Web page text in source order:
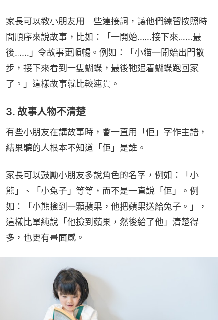
家長可以教小朋友用一些連接詞，讓他們練習按照時
間順序來說故事，比如：「一開始……接下來……最
後……」令故事更順暢。例如：「小貓一開始出門散
步，接下來看到一隻蝴蝶，最後牠追着蝴蝶跑回家
了。」這樣故事就比較連貫。
3. 故事人物不清楚
有些小朋友在講故事時，會一直用「佢」字作主語，
結果聽的人根本不知道「佢」是誰。
家長可以鼓勵小朋友多說角色的名字，例如：「小
熊」、「小兔子」等等，而不是一直說「佢」。例
如：「小熊撿到一顆蘋果，他把蘋果送給兔子。」，
這樣比單純說「他撿到蘋果，然後給了他」清楚得
多，也更有畫面感。